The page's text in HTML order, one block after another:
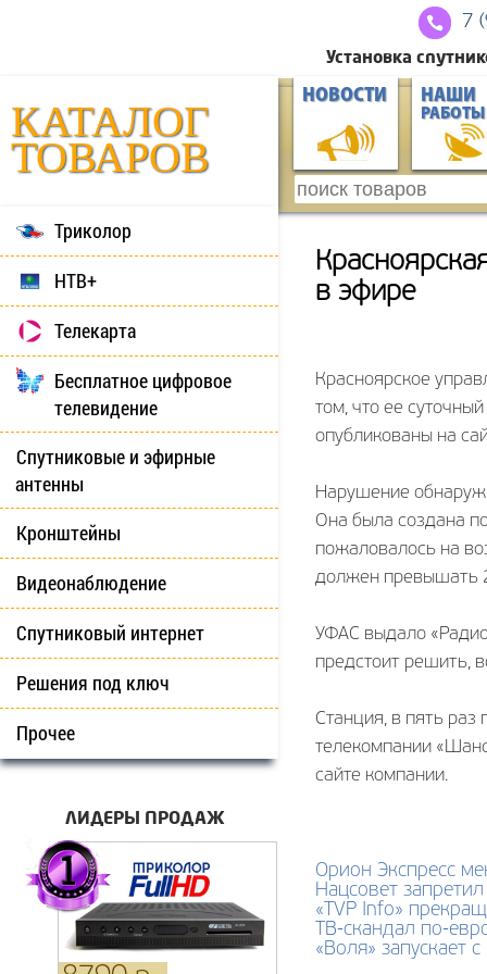
7
Установка
КАТАЛОГ
ТОВАРОВ
НОВОСТИ НАШИ
РАБОТЫ
Триколор
НТВ+
Телекарта
Бесплатное цифровое
телевидение
Спутниковые и эфирные
антенны
Кронштейны
Видеонаблюдение
Спутниковый интернет
Решения под ключ
Прочее
ЛИДЕРЫ ПРОДАЖ
в эфире
Красноярское
том, что ее
опубликованы на
Нарушение
Она была создана
пожаловалось на
должен превышать
УФАС выдало
предстоит решить,
Станция, в пять
телекомпании
сайте компании.
Орион Экспресс
Нацсовет
«TVP Info»
ТВ-скандал по-
«Воля» запускает